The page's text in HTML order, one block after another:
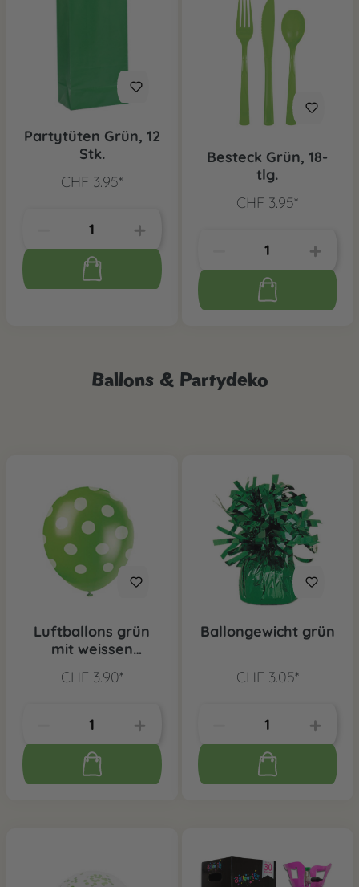
Partytüten Grün, 12
Stk.
CHF 3.95*
Besteck Grün, 18-
tlg.
CHF 3.95*
Ballons & Partydeko
Luftballons grün
mit weissen
CHF 3.90*
Ballongewicht grün
CHF 3.05*